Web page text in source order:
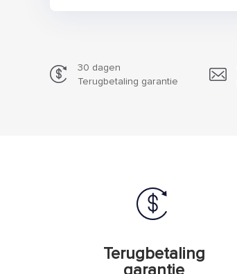
30 dagen
Terugbetaling garantie
Terugbetaling
garantie